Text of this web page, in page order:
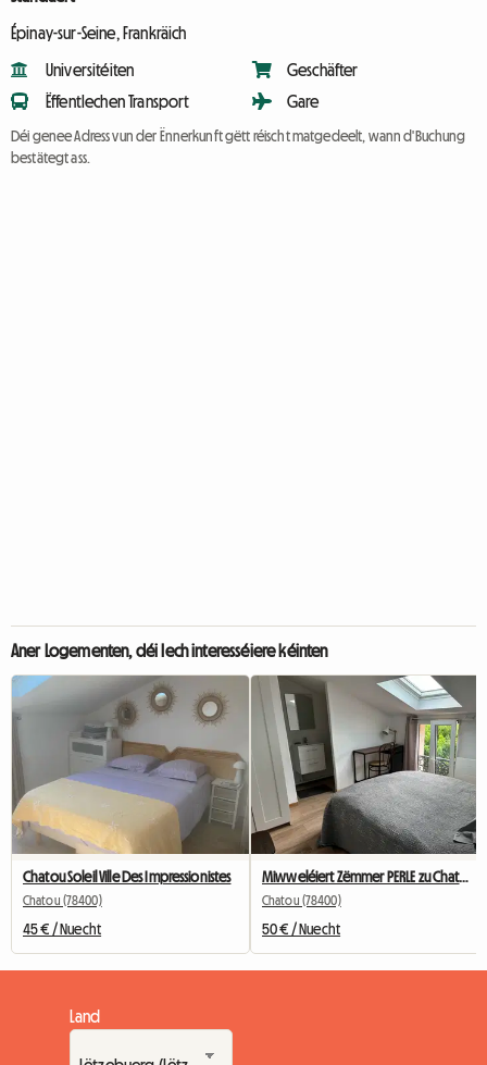
Épinay-sur-Seine, Frankräich
Universitéiten
Ëffentlechen Transport
Geschäfter
Gare
Déi genee Adress vun der Ënnerkunft gëtt réischt matgedeelt, wann d'Buchung
bestätegt ass.
Aner Logementen, déi Iech interesséiere kéinten
Chatou Soleil Ville Des Impressionistes
Chatou (78400)
45 € / Nuecht
Miwweléiert Zëmmer PERLE zu Chatou mat privatem Buedzëmmer
Chatou (78400)
50 € / Nuecht
Land